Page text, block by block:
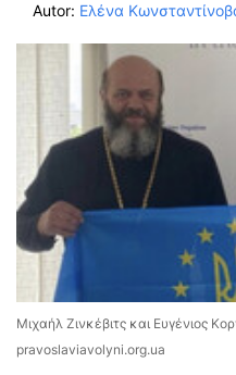
Autor: Ελένα
Μιχαήλ Ζινκέβιτς και Ευγένιος
pravoslaviavolyni.org.ua